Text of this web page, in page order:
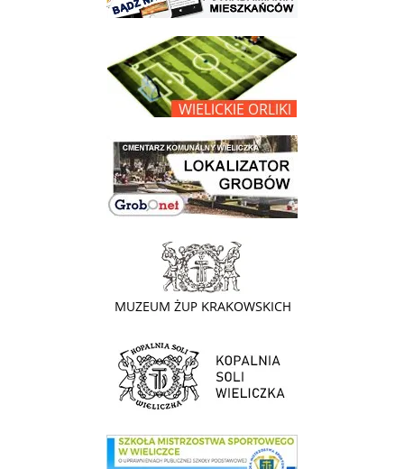
link do opisu projektu Wielickie Orliki
link do lokalizatora grobów na wielickim cmentarzu - grobnet
link do strony - Muzeum Żup Krakowskich Wieliczka
link do strony Kopalni Soli Wieliczka
link do SMS Wieliczka